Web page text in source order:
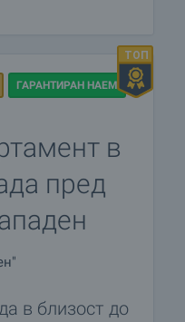
ГАРАНТИРАН НАЕМ
в
пред
в близост до